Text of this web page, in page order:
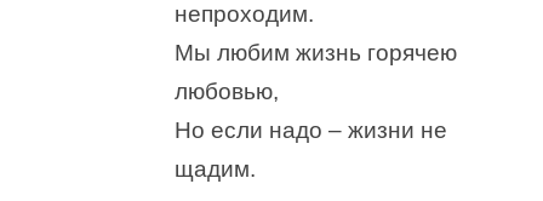
непроходим.
Мы любим жизнь горячею
любовью,
Но если надо – жизни не
щадим.